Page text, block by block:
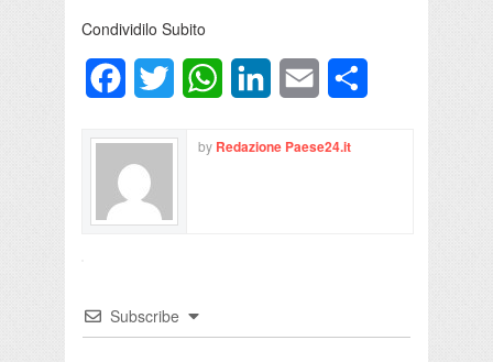
Condividilo Subito
FacebookTwitter WhatsAppLinkedInEmail
by Redazione Paese24.it
Subscribe